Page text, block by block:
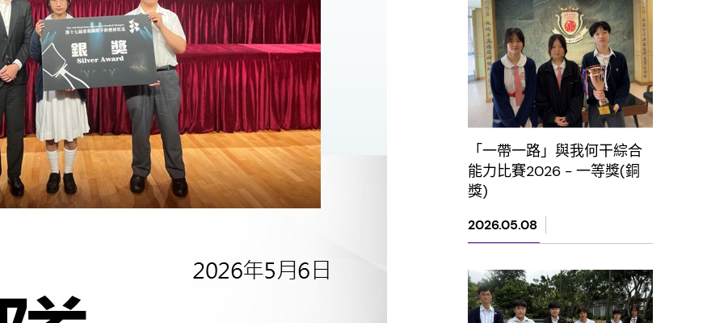
「一帶一路」與我何干綜合
能力比賽2026 - 一等獎(銅
獎)
2026.05.08